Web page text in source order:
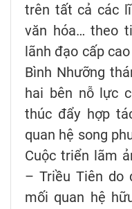
trên tất cả các
văn hóa… theo
lãnh đạo cấp
Bình Nhưỡng
hai bên nỗ lực
thúc đẩy hợp
quan hệ song
Cuộc triển lãm
– Triều Tiên do
mối quan hệ